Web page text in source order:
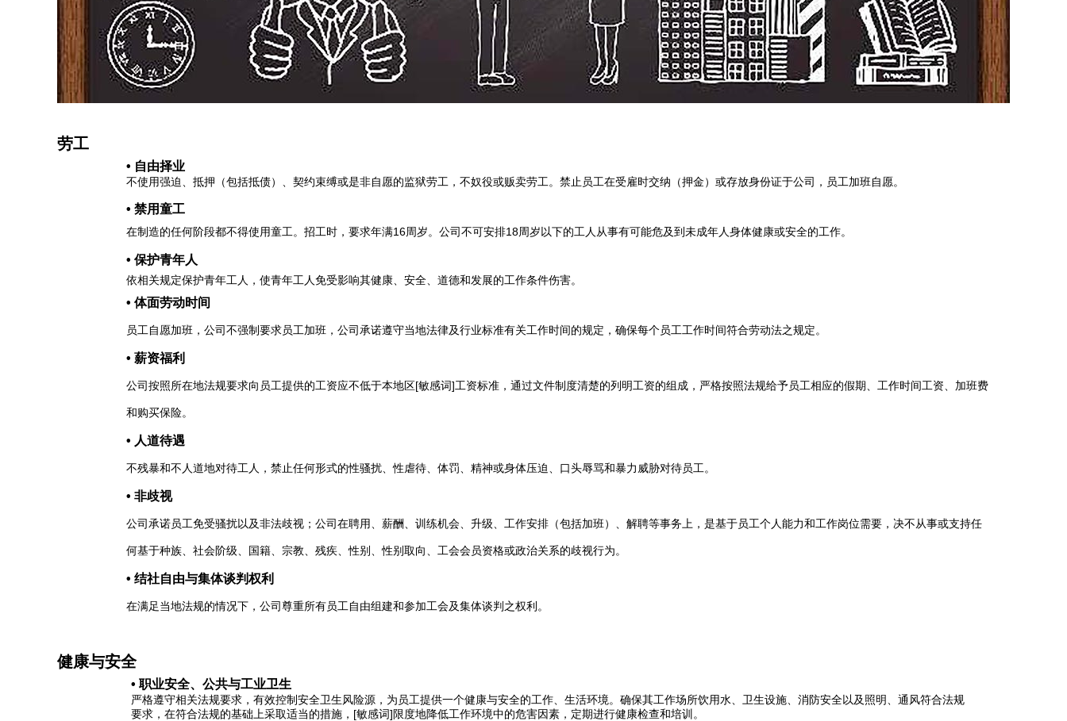
劳工
• 自由择业
不使用强迫、抵押（包括抵债）、契约束缚或是非自愿的监狱劳工，不奴役或贩卖劳工。禁止员工在受雇时交纳（押金）或存放身份证于公司，员工加班自愿。
• 禁用童工
在制造的任何阶段都不得使用童工。招工时，要求年满16周岁。公司不可安排18周岁以下的工人从事有可能危及到未成年人身体健康或安全的工作。
• 保护青年人
依相关规定保护青年工人，使青年工人免受影响其健康、安全、道德和发展的工作条件伤害。
• 体面劳动时间
员工自愿加班，公司不强制要求员工加班，公司承诺遵守当地法律及行业标准有关工作时间的规定，确保每个员工工作时间符合劳动法之规定。
• 薪资福利
公司按照所在地法规要求向员工提供的工资应不低于本地区[敏感词]工资标准，通过文件制度清楚的列明工资的组成，严格按照法规给予员工相应的假期、工作时间工资、加班费
和购买保险。
• 人道待遇
不残暴和不人道地对待工人，禁止任何形式的性骚扰、性虐待、体罚、精神或身体压迫、口头辱骂和暴力威胁对待员工。
• 非歧视
公司承诺员工免受骚扰以及非法歧视；公司在聘用、薪酬、训练机会、升级、工作安排（包括加班）、解聘等事务上，是基于员工个人能力和工作岗位需要，决不从事或支持任
何基于种族、社会阶级、国籍、宗教、残疾、性别、性别取向、工会会员资格或政治关系的歧视行为。
• 结社自由与集体谈判权利
在满足当地法规的情况下，公司尊重所有员工自由组建和参加工会及集体谈判之权利。
健康与安全
• 职业安全、公共与工业卫生
严格遵守相关法规要求，有效控制安全卫生风险源，为员工提供一个健康与安全的工作、生活环境。确保其工作场所饮用水、卫生设施、消防安全以及照明、通风符合法规
要求，在符合法规的基础上采取适当的措施，[敏感词]限度地降低工作环境中的危害因素，定期进行健康检查和培训。